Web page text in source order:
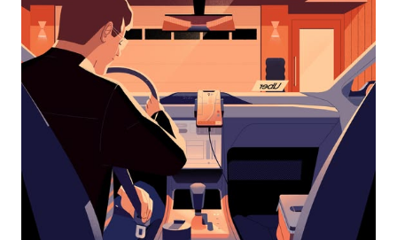
ン
ダ
ー
を
操
作
し、
を
選
択